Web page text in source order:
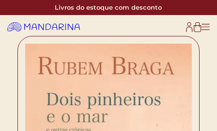
Livros do estoque com desconto